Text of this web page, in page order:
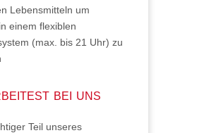
Lebensmitteln um
einem flexiblen
(max. bis 21 Uhr) zu
BEI UNS
Teil unseres